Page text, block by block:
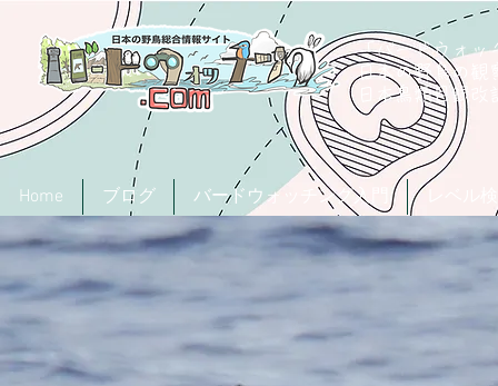
「バードウォッ
日本の野鳥の観
日本鳥類目録
Home ブログ バードウォッチング入門